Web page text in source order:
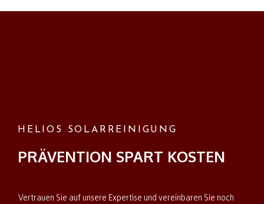
HELIOS SOLARREINIGUNG
PRÄVENTION SPART KOSTEN
Vertrauen Sie auf unsere Expertise und vereinbaren Sie noch